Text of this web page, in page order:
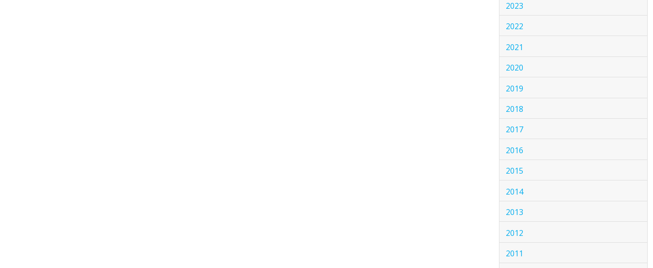
2023
2022
2021
2020
2019
2018
2017
2016
2015
2014
2013
2012
2011